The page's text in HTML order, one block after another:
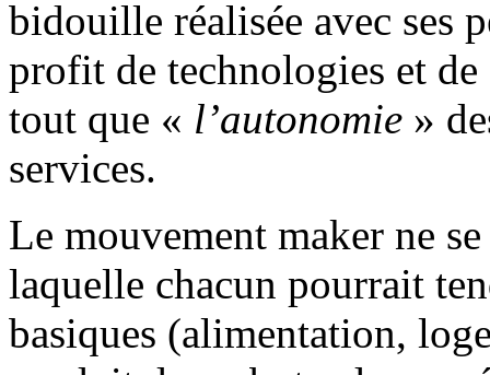
bidouille réalisée avec ses
profit de technologies et
tout que « l’autonomie »
services.
Le mouvement maker ne
laquelle chacun pourrait
basiques (alimentation,